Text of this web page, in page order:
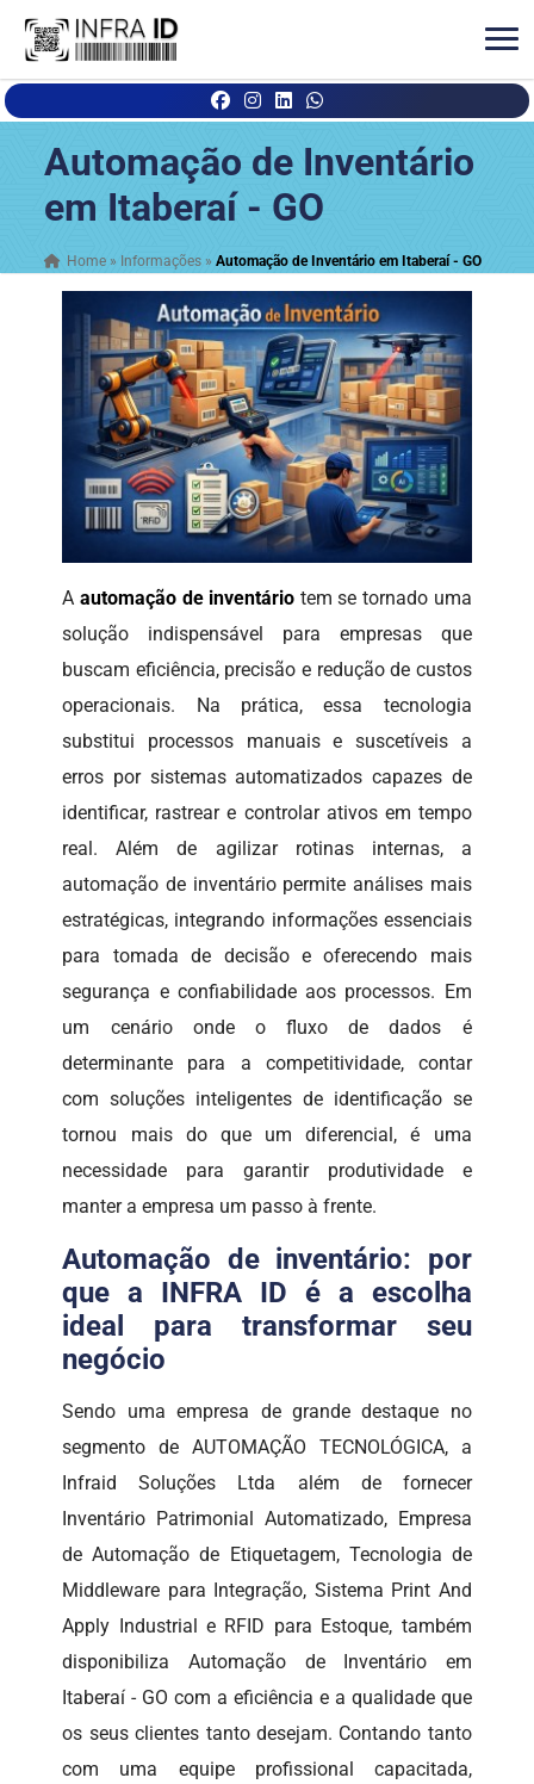
Automação de Inventário
em Itaberaí - GO
Home » Informações »Automação de Inventário em Itaberaí - GO
Aautomação de inventário tem se tornado uma
solução indispensável para empresas que
buscam eficiência, precisão e redução de custos
operacionais. Na prática, essa tecnologia
substitui processos manuais e suscetíveis a
erros por sistemas automatizados capazes de
identificar, rastrear e controlar ativos em tempo
real. Além de agilizar rotinas internas, a
automação de inventário permite análises mais
estratégicas, integrando informações essenciais
para tomada de decisão e oferecendo mais
segurança e confiabilidade aos processos. Em
um cenário onde o fluxo de dados é
determinante para a competitividade, contar
com soluções inteligentes de identificação se
tornou mais do que um diferencial, é uma
necessidade para garantir produtividade e
manter a empresa um passo à frente.
Automação de inventário: por
que a INFRA ID é a escolha
ideal para transformar seu
negócio
Sendo uma empresa de grande destaque no
segmento de AUTOMAÇÃO TECNOLÓGICA, a
Infraid Soluções Ltda além de fornecer
Inventário Patrimonial Automatizado, Empresa
de Automação de Etiquetagem, Tecnologia de
Middleware para Integração, Sistema Print And
Apply Industrial e RFID para Estoque, também
disponibiliza Automação de Inventário em
Itaberaí - GO com a eficiência e a qualidade que
os seus clientes tanto desejam. Contando tanto
com uma equipe profissional capacitada,